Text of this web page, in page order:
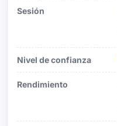
Sesión
Nivel de confianza
Rendimiento